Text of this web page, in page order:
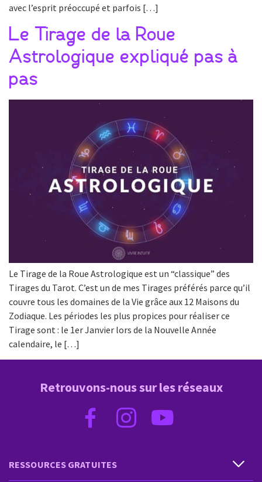
avec l’esprit préoccupé et parfois […]
Le Tirage de la Roue
Astrologique expliqué pas à
pas
Le Tirage de la Roue Astrologique est un “classique” des
Tirages du Tarot. C’est un de mes Tirages préférés parce qu’il
couvre tous les domaines de la Vie grâce aux 12 Maisons du
Zodiaque. Les périodes les plus propices pour réaliser ce
Tirage sont : le 1er Janvier lors de la Nouvelle Année
calendaire, le […]
RESSOURCES GRATUITES
Retrouvons-nous sur les réseaux